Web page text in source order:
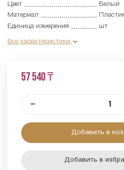
Цвет
Белый
Материал
Единица измерения
шт
Все характеристики
57 540 ₸
–
Добавить в
Добавить в